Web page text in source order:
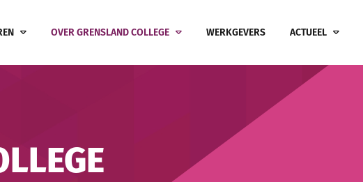
OVER GRENSLAND COLLEGE WERKGEVERS ACTUEEL